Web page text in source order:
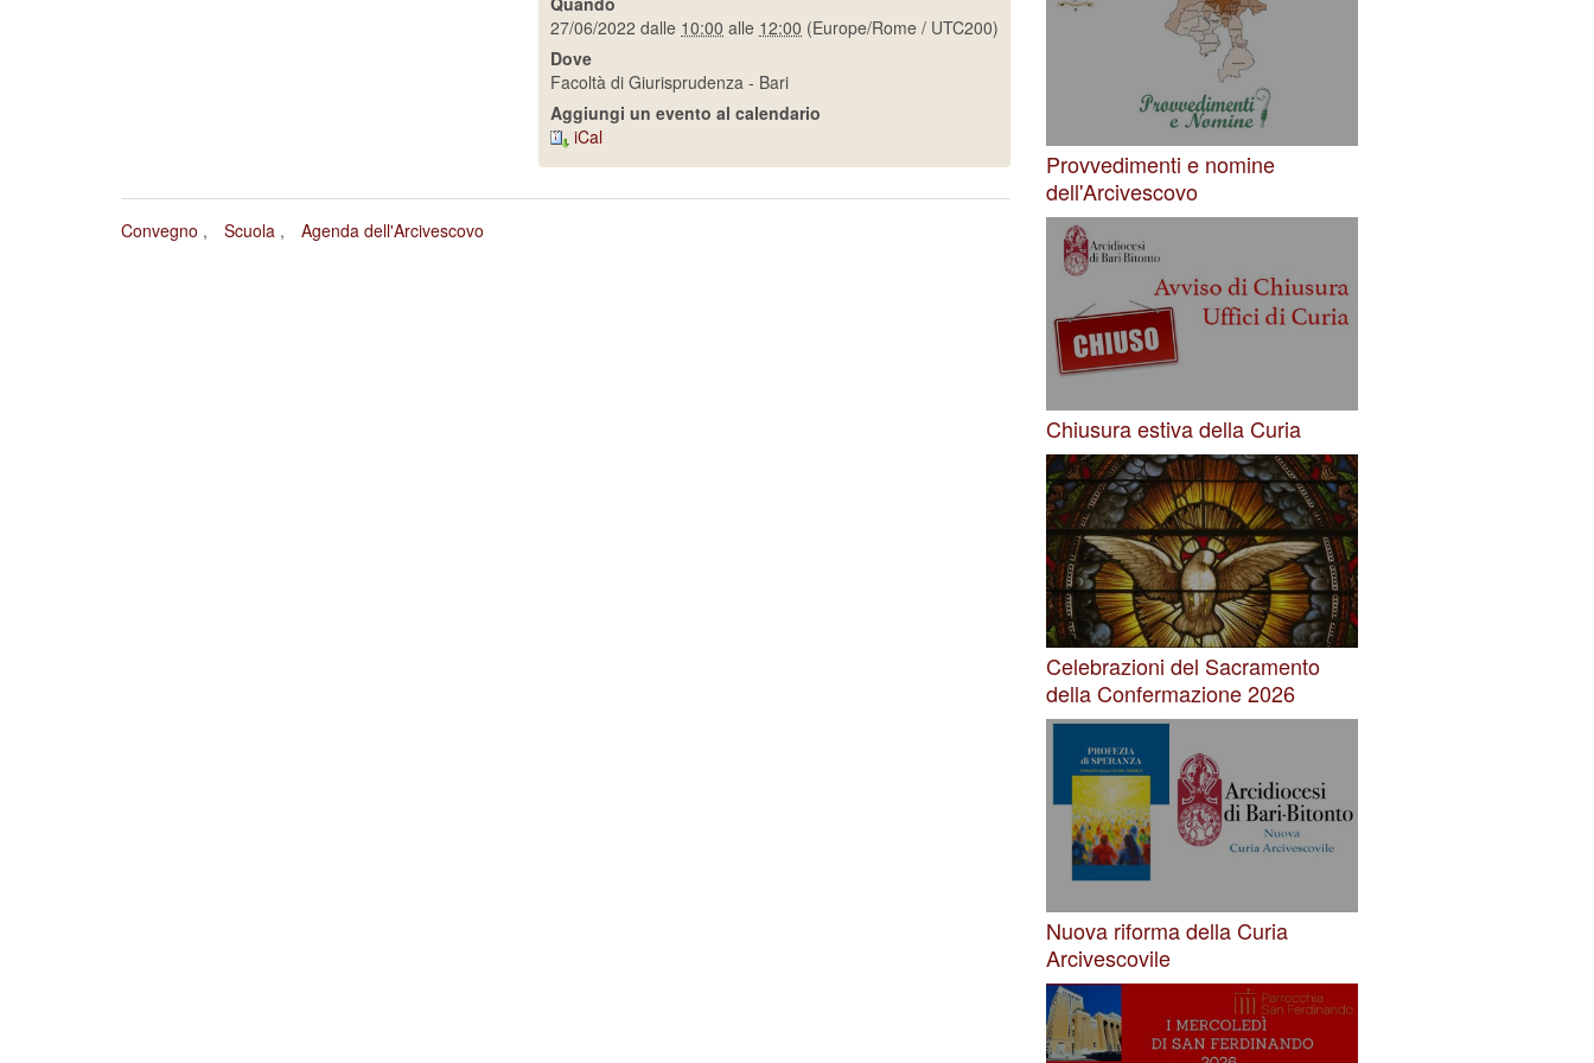
27/06/2022 dalle 10:00 alle 12:00 (Europe/Rome / UTC200)
Dove
Facoltà di Giurisprudenza - Bari
Aggiungi un evento al calendario
iCal
Convegno Scuola Agenda dell'Arcivescovo
Provvedimenti e nomine
dell'Arcivescovo
Chiusura estiva della Curia
Celebrazioni del Sacramento
della Confermazione 2026
Nuova riforma della Curia
Arcivescovile